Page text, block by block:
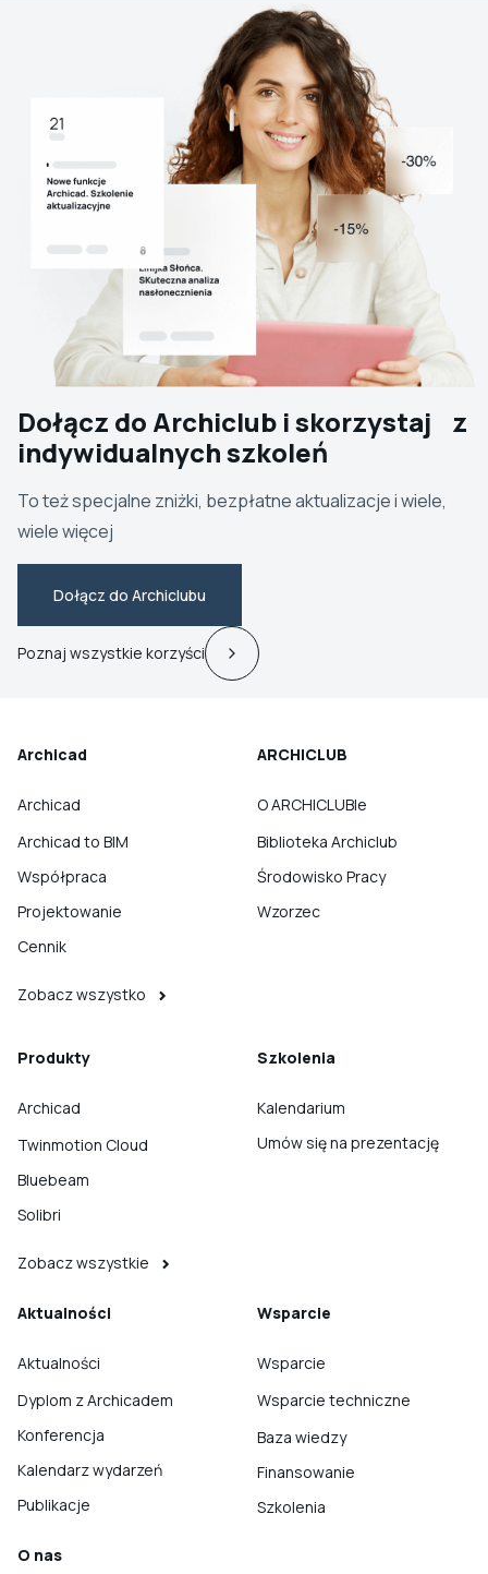
Dołącz do Archiclub i skorzystaj z
indywidualnych szkoleń
To też specjalne zniżki, bezpłatne aktualizacje i wiele,
wiele więcej
Dołącz do Archiclubu
Poznaj wszystkie korzyści
Archicad
Archicad
Archicad to BIM
Współpraca
Projektowanie
Cennik
Zobacz wszystko
ARCHICLUB
O ARCHICLUBIe
Biblioteka Archiclub
Środowisko Pracy
Wzorzec
Produkty
Archicad
Twinmotion Cloud
Bluebeam
Solibri
Zobacz wszystkie
Szkolenia
Kalendarium
Umów się na prezentację
Aktualności
Aktualności
Dyplom z Archicadem
Konferencja
Kalendarz wydarzeń
Publikacje
O nas
Wsparcie
Wsparcie
Wsparcie techniczne
Baza wiedzy
Finansowanie
Szkolenia